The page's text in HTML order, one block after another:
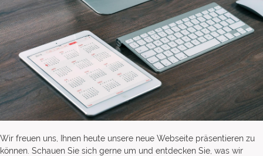
Wir freuen uns, Ihnen heute unsere neue Webseite präsentieren zu
können. Schauen Sie sich gerne um und entdecken Sie, was wir